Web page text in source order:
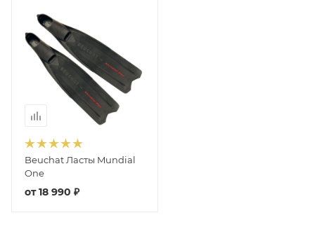
Beuchat Ласты Mundial
One
от18 990 ₽